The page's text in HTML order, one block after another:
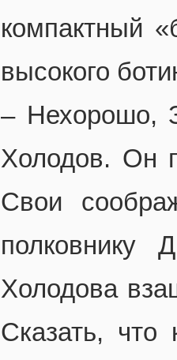
компактный
высокого
– Нехорошо,
Холодов. Он
Свои
полковнику
Холодова
Сказать,